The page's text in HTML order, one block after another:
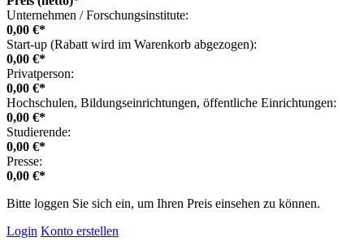
Unternehmen / Forschungsinstitute:
0,00 €*
Start-up (Rabatt wird im Warenkorb abgezogen):
0,00 €*
Privatperson:
0,00 €*
Hochschulen, Bildungseinrichtungen, öffentliche Einrichtungen:
0,00 €*
Studierende:
0,00 €*
Presse:
0,00 €*
Bitte loggen Sie sich ein, um Ihren Preis einsehen zu können.
Login Konto erstellen